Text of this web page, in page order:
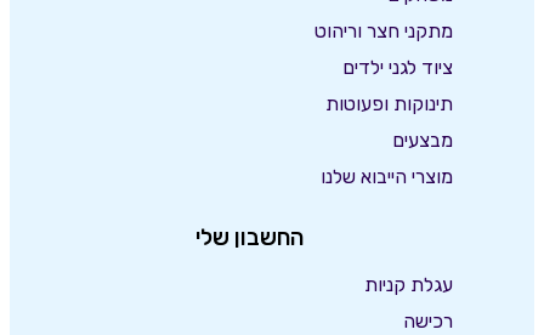
מתקני חצר וריהוט
ציוד לגני ילדים
תינוקות ופעוטות
מבצעים
מוצרי הייבוא שלנו
החשבון שלי
עגלת קניות
רכישה